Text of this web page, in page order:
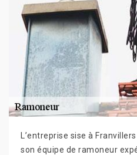
L’entreprise sise à
son équipe de ramoneur